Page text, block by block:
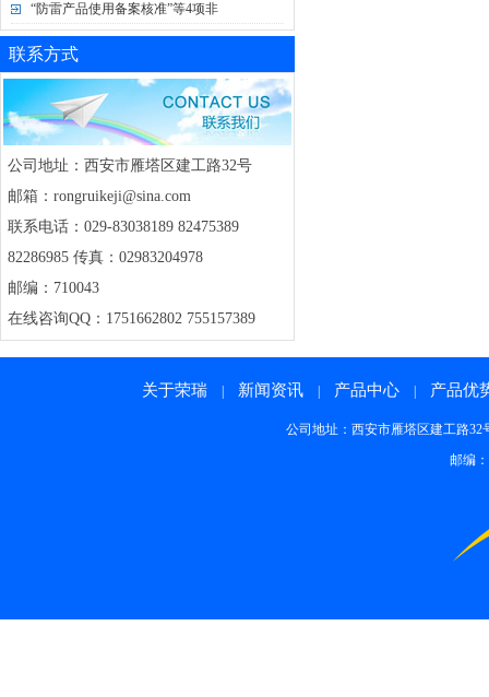
“防雷产品使用备案核准”等4项非
联系方式
公司地址：西安市雁塔区建工路32号
邮箱：rongruikeji@sina.com
联系电话：029-83038189 82475389
82286985 传真：02983204978
邮编：710043
在线咨询QQ：1751662802 755157389
关于荣瑞 新闻资讯 产品中心 产品优
公司地址：西安市雁塔区建工路32
邮编